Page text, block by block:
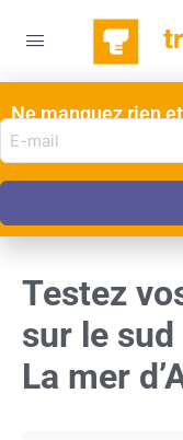
QUESTIONNAIRE 1DE 0
Testez
sur le
La mer
Ne manquez rien
d'information ici!
E-
mail
adres